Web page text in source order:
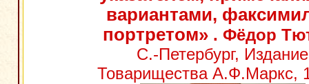
вариантами,
портретом». Фёдор
С.-Петербург, Издание
Товарищества А.Ф.Маркс,